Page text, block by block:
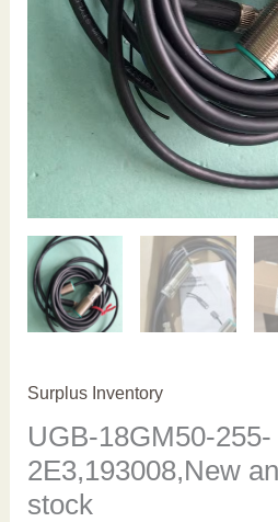
Surplus Inventory
UGB-18GM50-255-
2E3,193008,New
stock